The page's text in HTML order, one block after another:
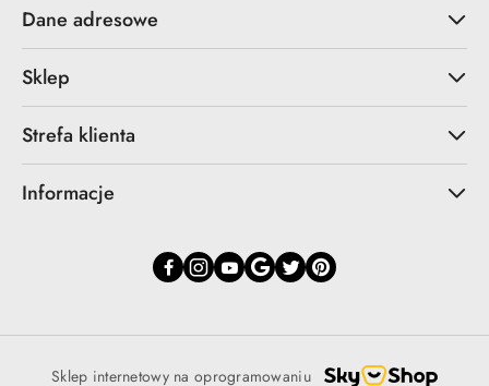
Dane adresowe
Sklep
Strefa klienta
Informacje
Sklep internetowy na oprogramowaniu